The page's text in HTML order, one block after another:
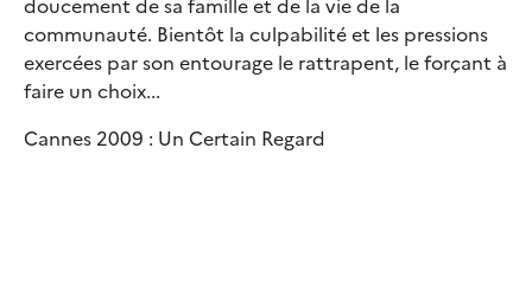
communauté. Bientôt la culpabilité et les pressions
exercées par son entourage le rattrapent, le forçant à
faire un choix...
Cannes 2009 : Un Certain Regard